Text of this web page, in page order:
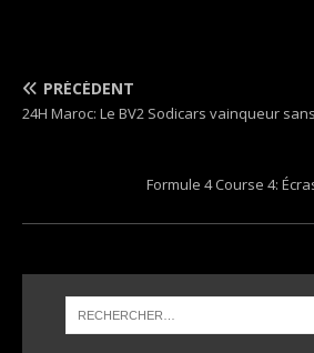
PRÉCÉDENT
24H Maroc: Le BV2 Sodicars vainqueur
Formule 4 Course 4: